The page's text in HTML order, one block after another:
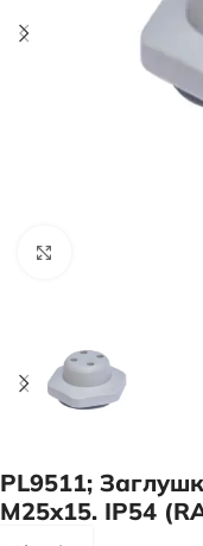
PL9511;
M25х15. IP54